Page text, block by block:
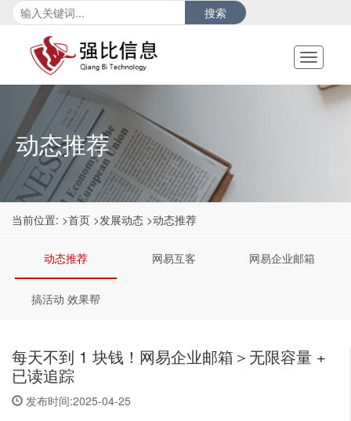
搜索
Toggle
动态推荐
当前位置: >首页 >发展动态 >动态推荐
动态推荐 网易互客 网易企业邮箱
搞活动 效果帮
每天不到 1 块钱！网易企业邮箱＞无限容量 +
已读追踪
发布时间:2025-04-25